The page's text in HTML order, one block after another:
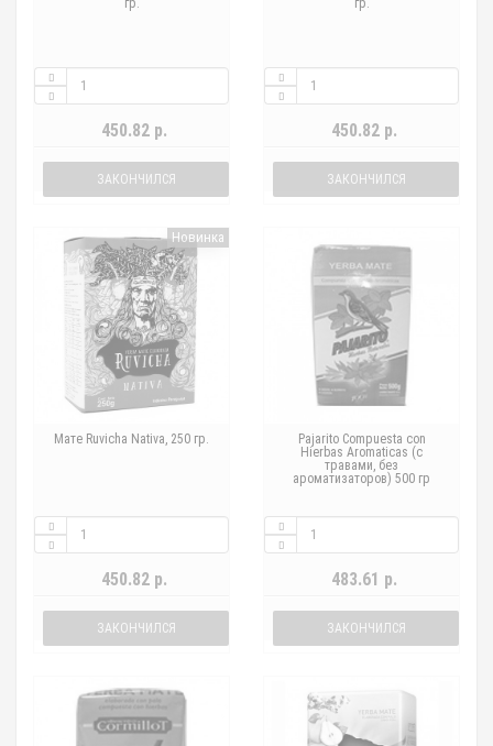
450.82 р.
ЗАКОНЧИЛСЯ
450.82 р.
ЗАКОНЧИЛСЯ
Новинка
Мате Ruvicha Nativa, 250 гр.
450.82 р.
ЗАКОНЧИЛСЯ
Pajarito Compuesta con
Hierbas Aromaticas (с
травами, без
ароматизаторов) 500 гр
483.61 р.
ЗАКОНЧИЛСЯ